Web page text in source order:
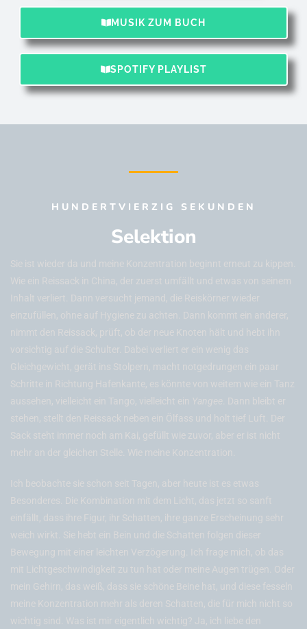
MUSIK ZUM BUCH
SPOTIFY PLAYLIST
HUNDERTVIERZIG SEKUNDEN
Selektion
Sie ist wieder da und meine Konzentration beginnt erneut zu kippen.
Wie ein Reissack in China, der zuerst umfällt und etwas von seinem
Inhalt verliert. Dann versucht jemand, die Reiskörner wieder
einzufüllen, ohne auf Hygiene zu achten. Dann kommt ein anderer,
nimmt den Reissack, prüft, ob der neue Knoten hält und hebt ihn
vorsichtig auf die Schulter. Dabei verliert er ein wenig das
Gleichgewicht, gerät ins Stolpern, macht notgedrungen ein paar
Schritte in Richtung Hafenkante, es könnte von weitem wie ein Tanz
aussehen, vielleicht ein Tango, vielleicht ein Yangee . Dann bleibt er
stehen, stellt den Reissack neben ein Ölfass und holt tief Luft. Der
Sack steht immer noch am Kai, gefüllt wie zuvor, aber er ist nicht
mehr an der gleichen Stelle. Wie meine Konzentration.
Ich beobachte sie schon seit Tagen, aber heute ist es etwas
Besonderes. Die Kombination mit dem Licht, das jetzt so sanft
einfällt, dass ihre Figur, ihr Schatten, ihre ganze Erscheinung sehr
weich wirkt. Sie hebt ein Bein und die Schatten folgen dieser
Bewegung mit einer leichten Verzögerung. Ich frage mich, ob das
mit Lichtgeschwindigkeit zu tun hat oder meine Augen trügen. Oder
mein Gehirn, das weiß, dass sie schöne Beine hat, und diese fesseln
meine Konzentration mehr als deren Schatten, die für mich nicht so
wichtig sind. Was ist mir eigentlich wichtig? Ja, ich liebe den